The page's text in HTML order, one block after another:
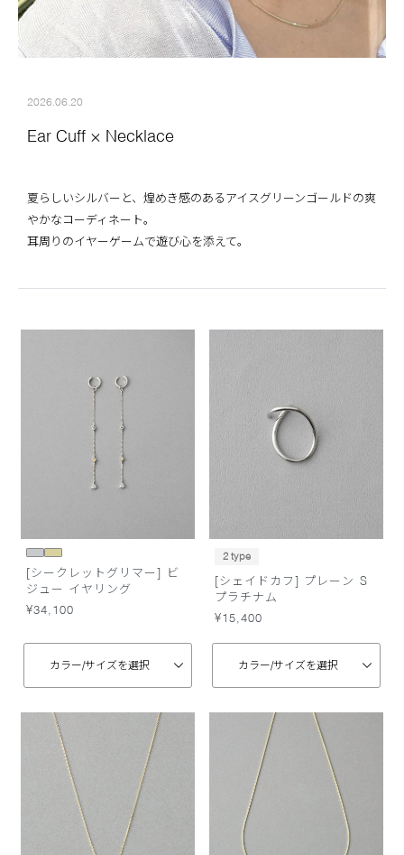
2026.06.20
Ear Cuff × Necklace
夏らしいシルバーと、煌めき感のあるアイスグリーンゴールドの爽
やかなコーディネート。
耳周りのイヤーゲームで遊び心を添えて。
[シークレットグリマー] ビ
ジュー イヤリング
¥34,100
カラー/サイズを選択
2 type
[シェイドカフ] プレーン S
プラチナム
¥15,400
カラー/サイズを選択